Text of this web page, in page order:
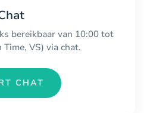
bereikbaar van 10:00 tot
Time, VS) via chat.
CHAT